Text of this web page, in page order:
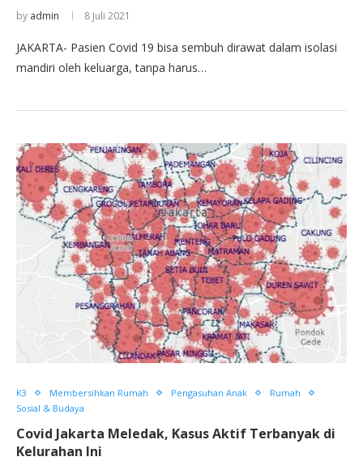
by admin 8 Juli 2021
JAKARTA- Pasien Covid 19 bisa sembuh dirawat dalam isolasi
mandiri oleh keluarga, tanpa harus…
K3 Membersihkan Rumah Pengasuhan Anak
Rumah
Sosial & Budaya
Covid Jakarta Meledak, Kasus Aktif Terbanyak di
Kelurahan Ini